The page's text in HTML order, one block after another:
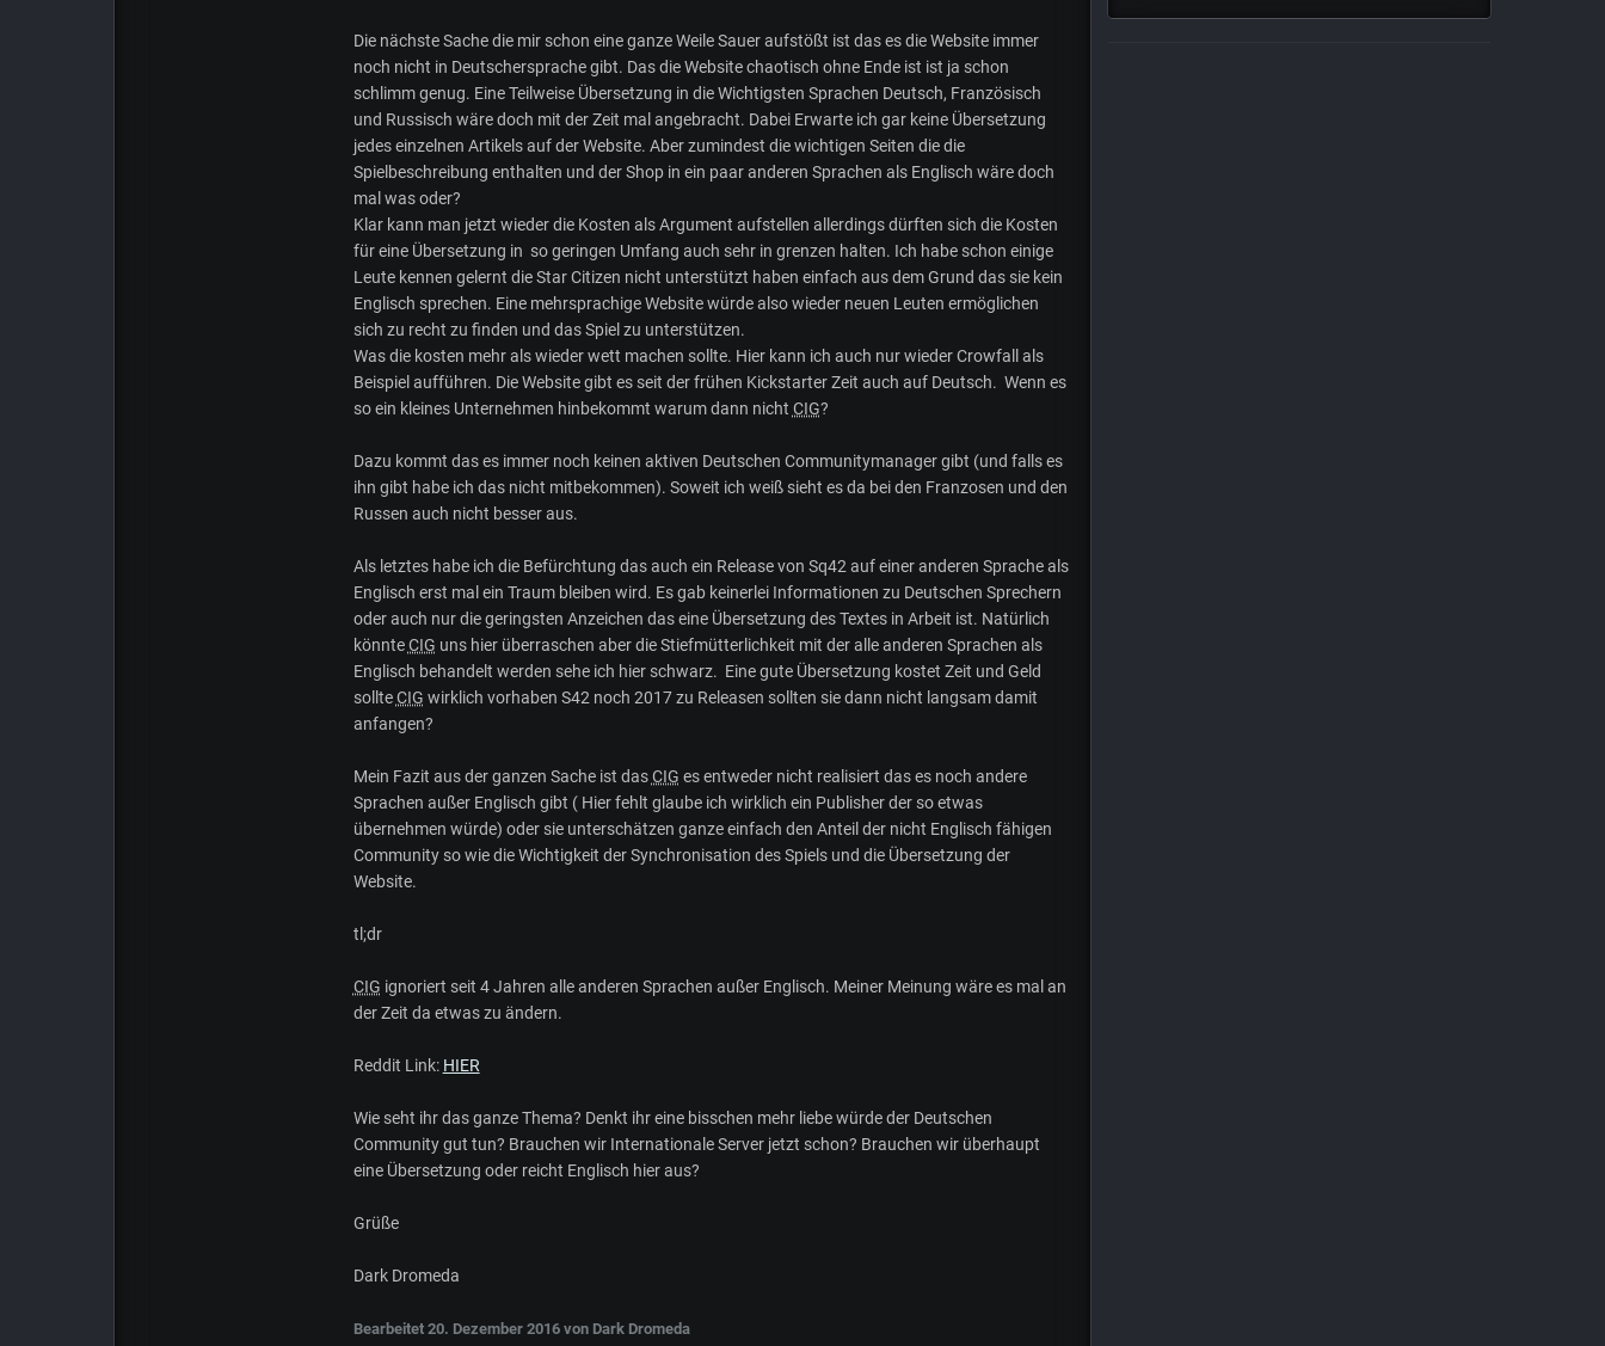
Die nächste Sache die mir schon eine ganze Weile Sauer aufstößt ist das es die Website immer
noch nicht in Deutschersprache gibt. Das die Website chaotisch ohne Ende ist ist ja schon
schlimm genug. Eine Teilweise Übersetzung in die Wichtigsten Sprachen Deutsch, Französisch
und Russisch wäre doch mit der Zeit mal angebracht. Dabei Erwarte ich gar keine Übersetzung
jedes einzelnen Artikels auf der Website. Aber zumindest die wichtigen Seiten die die
Spielbeschreibung enthalten und der Shop in ein paar anderen Sprachen als Englisch wäre doch
mal was oder?
Klar kann man jetzt wieder die Kosten als Argument aufstellen allerdings dürften sich die Kosten
für eine Übersetzung in so geringen Umfang auch sehr in grenzen halten. Ich habe schon einige
Leute kennen gelernt die Star Citizen nicht unterstützt haben einfach aus dem Grund das sie kein
Englisch sprechen. Eine mehrsprachige Website würde also wieder neuen Leuten ermöglichen
sich zu recht zu finden und das Spiel zu unterstützen.
Was die kosten mehr als wieder wett machen sollte. Hier kann ich auch nur wieder Crowfall als
Beispiel aufführen. Die Website gibt es seit der frühen Kickstarter Zeit auch auf Deutsch. Wenn es
so ein kleines Unternehmen hinbekommt warum dann nicht CIG?
Dazu kommt das es immer noch keinen aktiven Deutschen Communitymanager gibt (und falls es
ihn gibt habe ich das nicht mitbekommen). Soweit ich weiß sieht es da bei den Franzosen und den
Russen auch nicht besser aus.
Als letztes habe ich die Befürchtung das auch ein Release von Sq42 auf einer anderen Sprache als
Englisch erst mal ein Traum bleiben wird. Es gab keinerlei Informationen zu Deutschen Sprechern
oder auch nur die geringsten Anzeichen das eine Übersetzung des Textes in Arbeit ist. Natürlich
könnteCIG uns hier überraschen aber die Stiefmütterlichkeit mit der alle anderen Sprachen als
Englisch behandelt werden sehe ich hier schwarz. Eine gute Übersetzung kostet Zeit und Geld
sollteCIG wirklich vorhaben S42 noch 2017 zu Releasen sollten sie dann nicht langsam damit
anfangen?
Mein Fazit aus der ganzen Sache ist dasCIG es entweder nicht realisiert das es noch andere
Sprachen außer Englisch gibt ( Hier fehlt glaube ich wirklich ein Publisher der so etwas
übernehmen würde) oder sie unterschätzen ganze einfach den Anteil der nicht Englisch fähigen
Community so wie die Wichtigkeit der Synchronisation des Spiels und die Übersetzung der
Website.
tl;dr
CIG ignoriert seit 4 Jahren alle anderen Sprachen außer Englisch. Meiner Meinung wäre es mal an
der Zeit da etwas zu ändern.
Reddit Link: HIER
Wie seht ihr das ganze Thema? Denkt ihr eine bisschen mehr liebe würde der Deutschen
Community gut tun? Brauchen wir Internationale Server jetzt schon? Brauchen wir überhaupt
eine Übersetzung oder reicht Englisch hier aus?
Grüße
Dark Dromeda
Bearbeitet 20. Dezember 2016von Dark Dromeda